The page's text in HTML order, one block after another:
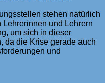
stehen natürlich
und Lehrern
um sich in dieser
da die Krise gerade auch
und